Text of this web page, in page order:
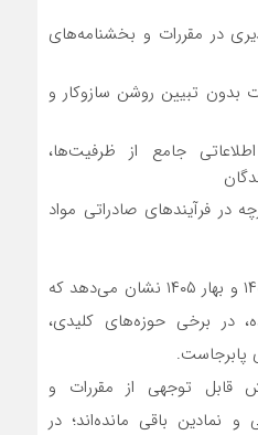
در مقررات و بخشنامه‌های
بدون تبیین روشن سازوکار و
جامع از ظرفیت‌ها،
در فرآیندهای صادراتی مواد
از سوی دیگر، مقایسه بهار ۱۴۰۴ و بهار ۱۴۰۵ نشان می‌دهد که
در برخی حوزه‌های کلیدی،
قابل توجهی از مقررات و
نمادین باقی مانده‌اند؛ در